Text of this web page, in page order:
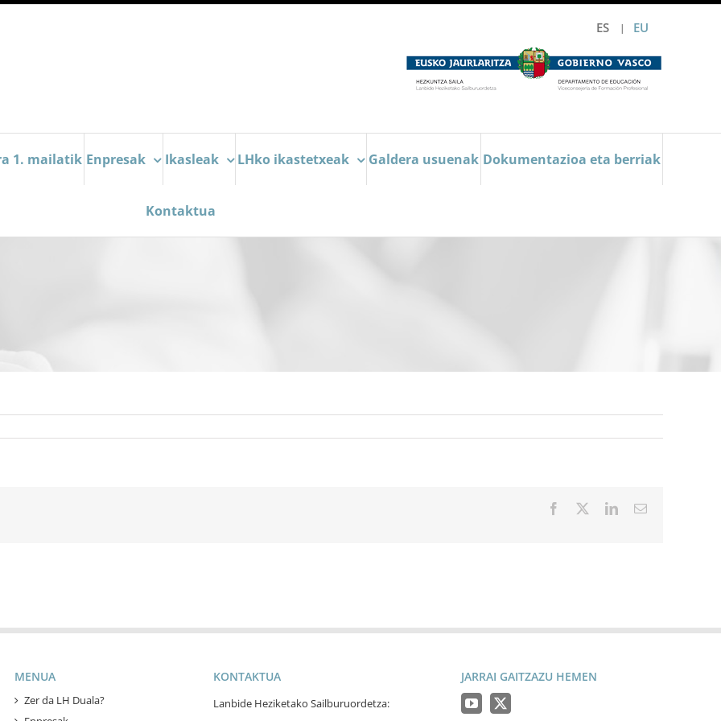
ES EU
1. mailatik Enpresak Ikasleak LHko ikastetxeak Galdera usuenak Dokumentazioa eta berriak
Kontaktua
Facebook LinkedInEmail
MENUA
Zer da LH Duala?
KONTAKTUA
Lanbide Heziketako Sailburuordetza:
JARRAI GAITZAZU HEMEN